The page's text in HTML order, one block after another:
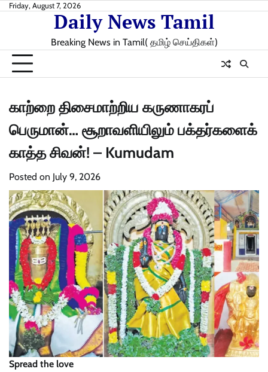
SkipFriday, August 7, 2026
Daily News Tamil
Breaking News in Tamil( தமிழ் செய்திகள்)
காற்றை திசைமாற்றிய கருணாகரப்
பெருமான்… சூறாவளியிலும் பக்தர்களைக்
காத்த சிவன்! – Kumudam
Posted on July 9, 2026
Spread the love